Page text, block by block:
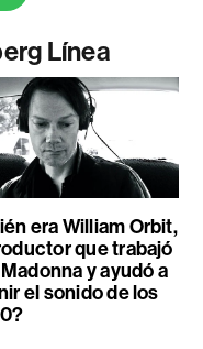
Línea
era William Orbit,
que trabajó
y ayudó a
el sonido de los